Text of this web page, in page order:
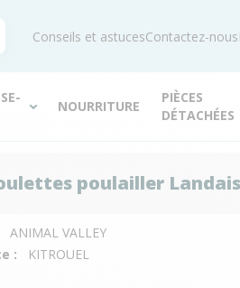
Conseils et astucesContactez-nous
NOURRITURE
PIÈCES
DÉTACHÉES
poulailler Landais
ANIMAL VALLEY
:
KITROUEL